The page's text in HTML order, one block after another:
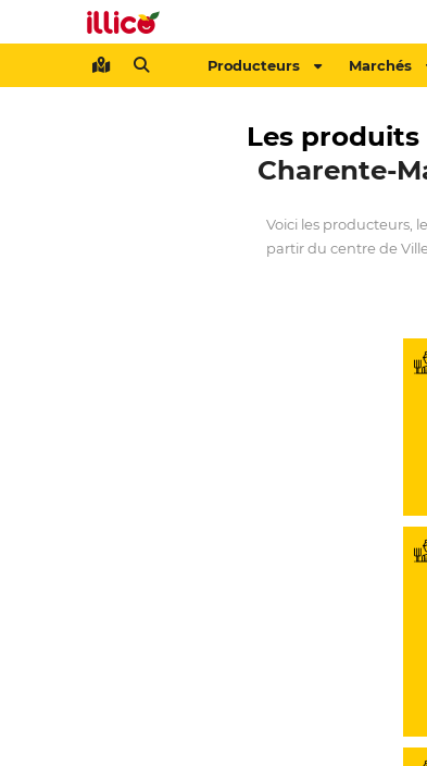
Producteurs Marchés
Les produits
Charente-
Voici les producteurs,
partir du centre de